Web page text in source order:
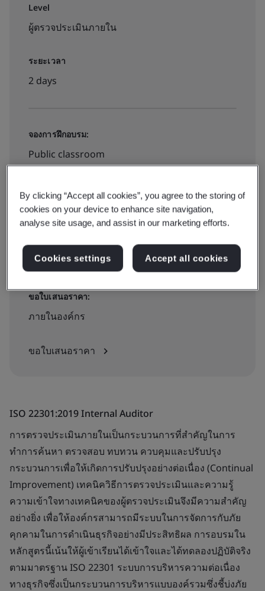
Level
ผู้ตรวจประเมินภายใน
ระยะเวลา
2 days
จองการฝึกอบรม:
Public classroom
฿10000
ขอใบเสนอราคา:
ภายในองค์กร
ขอใบเสนอราคา
ISO 22301:2019 Internal Auditor
การตรวจประเมินภายในเป็นกระบวนการที่สำคัญในการ
ทำการค้นหา ตรวจสอบ ทบทวน ควบคุมและปรับปรุง
กระบวนการเพื่อให้เกิดการปรับปรุงอย่างต่อเนื่อง (Continual
Improvement) เทคนิควิธีการตรวจประเมินและความรู้
ความเข้าใจทางเทคนิคของผู้ตรวจประเมินจึงมีความสำคัญ
อย่างยิ่ง เพื่อให้องค์กรสามารถมีระบบในการจัดการกับภัย
คุกคามในการดำเนินธุรกิจอย่างมีประสิทธิผล การอบรมใน
หลักสูตรนี้เน้นให้ผู้เข้าเรียนได้เข้าใจและได้ทดลองปฏิบัติจริง
ตามมาตรฐาน ISO 22301 ระบบการบริหารความต่อเนื่อง
ทางธุรกิจซึ่งเป็นกระบวนการบริหารแบบองค์รวมซึ่งชี้บ่งภัย
By clicking “Accept all cookies”, you agree to the storing of
cookies on your device to enhance site navigation,
analyse site usage, and assist in our marketing efforts.
Cookies settings Accept all cookies